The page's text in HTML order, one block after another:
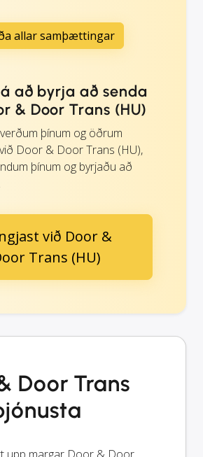
allar samþættingar
að byrja að senda
& Door Trans (HU)
þínum og öðrum
Door & Door Trans (HU),
þínum og byrjaðu að
við Door &
Trans (HU)
Door Trans